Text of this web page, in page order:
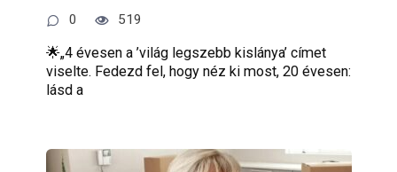
0 519
🌟„4 évesen a ’világ legszebb kislánya’ címet
viselte. Fedezd fel, hogy néz ki most, 20 évesen:
lásd a